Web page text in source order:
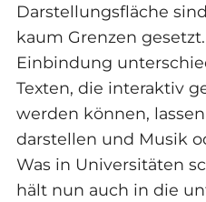
Darstellungsfläche
kaum Grenzen
Einbindung
Texten, die interaktiv
werden können,
darstellen und Musik
Was in Universitäten
hält nun auch in die